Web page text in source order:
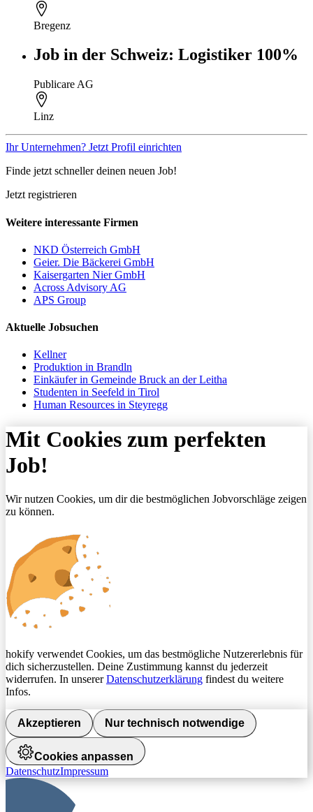
Bregenz
Job in der Schweiz: Logistiker 100%
Publicare AG
Linz
Ihr Unternehmen? Jetzt Profil einrichten
Finde jetzt schneller deinen neuen Job!
Jetzt registrieren
Weitere interessante Firmen
NKD Österreich GmbH
Geier. Die Bäckerei GmbH
Kaisergarten Nier GmbH
Across Advisory AG
APS Group
Aktuelle Jobsuchen
Kellner
Produktion in Brandln
Einkäufer in Gemeinde Bruck an der Leitha
Studenten in Seefeld in Tirol
Human Resources in Steyregg
Mit Cookies zum perfekten
Job!
Wir nutzen Cookies, um dir die bestmöglichen Jobvorschläge zeigen
zu können.
hokify verwendet Cookies, um das bestmögliche Nutzererlebnis für
dich sicherzustellen. Deine Zustimmung kannst du jederzeit
widerrufen. In unsererDatenschutzerklärung findest du weitere
Infos.
Akzeptieren Nur technisch notwendige
Cookies anpassen
DatenschutzImpressum